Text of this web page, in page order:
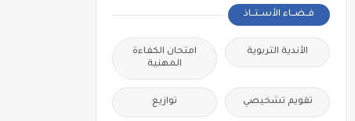
فــضــاء الأســتــاذ
الأندية التربوية
امتحان الكفاءة
المهنية
تقويم تشخيصي توازيع